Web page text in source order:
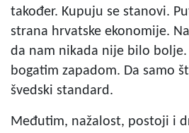
također. Kupuju se stanovi.
strana hrvatske ekonomije.
da nam nikada nije bilo bolje.
bogatim zapadom. Da samo
švedski standard.
Međutim, nažalost, postoji i